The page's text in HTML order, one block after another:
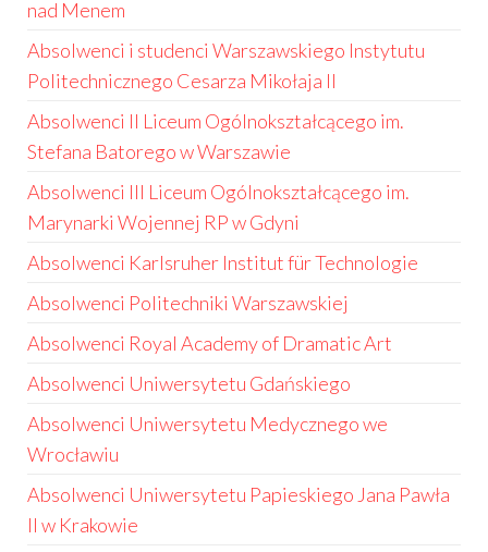
nad Menem
Absolwenci i studenci Warszawskiego Instytutu
Politechnicznego Cesarza Mikołaja II
Absolwenci II Liceum Ogólnokształcącego im.
Stefana Batorego w Warszawie
Absolwenci III Liceum Ogólnokształcącego im.
Marynarki Wojennej RP w Gdyni
Absolwenci Karlsruher Institut für Technologie
Absolwenci Politechniki Warszawskiej
Absolwenci Royal Academy of Dramatic Art
Absolwenci Uniwersytetu Gdańskiego
Absolwenci Uniwersytetu Medycznego we
Wrocławiu
Absolwenci Uniwersytetu Papieskiego Jana Pawła
II w Krakowie